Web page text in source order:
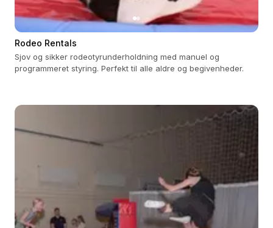
Rodeo Rentals
Sjov og sikker rodeotyrunderholdning med manuel og
programmeret styring. Perfekt til alle aldre og begivenheder.